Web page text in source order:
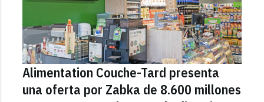
Alimentation Couche-Tard presenta
una oferta por Zabka de 8.600 millones